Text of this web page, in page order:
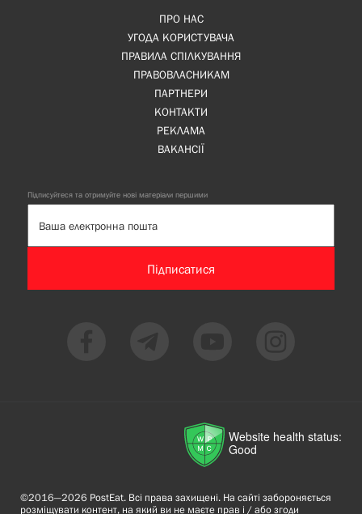
ПРО НАС
УГОДА КОРИСТУВАЧА
ПРАВИЛА СПІЛКУВАННЯ
ПРАВОВЛАСНИКАМ
ПАРТНЕРИ
КОНТАКТИ
РЕКЛАМА
ВАКАНСІЇ
Підписуйтеся та отримуйте нові матеріали першими
Підписатися
Website health status:
Good
©2016—2026 PostEat. Всі права захищені. На сайті забороняється
розміщувати контент, на який ви не маєте прав і / або згоди